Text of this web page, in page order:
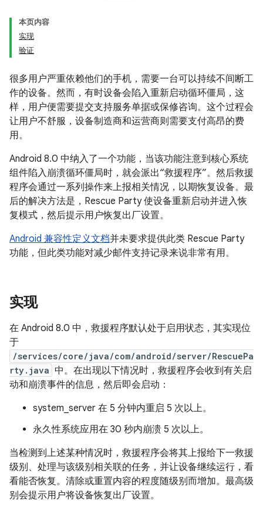
本页内容
实现
验证
很多用户严重依赖他们的手机，需要一台可以持续不间断工
作的设备。然而，有时设备会陷入重新启动循环僵局，这
样，用户便需要提交支持服务单据或保修咨询。这个过程会
让用户不舒服，设备制造商和运营商则需要支付高昂的费
用。
Android 8.0 中纳入了一个功能，当该功能注意到核心系统
组件陷入崩溃循环僵局时，就会派出“救援程序”。然后救援
程序会通过一系列操作来上报相关情况，以期恢复设备。最
后的解决方法是，Rescue Party 使设备重新启动并进入恢
复模式，然后提示用户恢复出厂设置。
Android 兼容性定义文档并未要求提供此类 Rescue Party
功能，但此类功能对减少邮件支持记录来说非常有用。
实现
在 Android 8.0 中，救援程序默认处于启用状态，其实现位
于
/services/core/java/com/android/server/RescuePa
rty.java 中。在出现以下情况时，救援程序会收到有关启
动和崩溃事件的信息，然后即会启动：
system_server 在 5 分钟内重启 5 次以上。
永久性系统应用在 30 秒内崩溃 5 次以上。
当检测到上述某种情况时，救援程序会将其上报给下一救援
级别、处理与该级别相关联的任务，并让设备继续运行，看
看能否恢复。清除或重置内容的程度随级别而增加。最高级
别会提示用户将设备恢复出厂设置。